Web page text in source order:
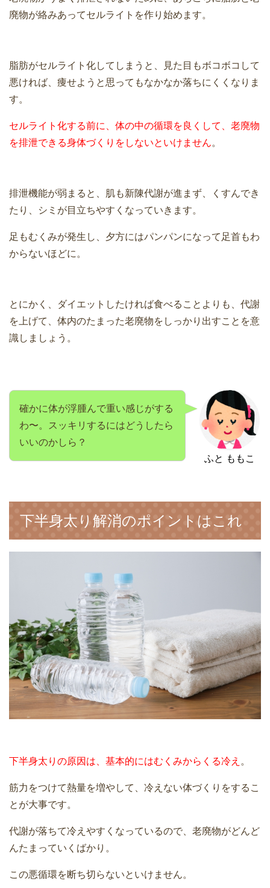
廃物が絡みあってセルライトを作り始めます。
脂肪がセルライト化してしまうと、見た目もボコボコして
悪ければ、痩せようと思ってもなかなか落ちにくくなりま
す。
セルライト化する前に、体の中の循環を良くして、老廃物
を排泄できる身体づくりをしないといけません。
排泄機能が弱まると、肌も新陳代謝が進まず、くすんでき
たり、シミが目立ちやすくなっていきます。
足もむくみが発生し、夕方にはパンパンになって足首もわ
からないほどに。
とにかく、ダイエットしたければ食べることよりも、代謝
を上げて、体内のたまった老廃物をしっかり出すことを意
識しましょう。
ふと ももこ
確かに体が浮腫んで重い感じがする
わ〜。スッキリするにはどうしたら
いいのかしら？
下半身太り解消のポイントはこれ
下半身太りの原因は、基本的にはむくみからくる冷え 。
筋力をつけて熱量を増やして、冷えない体づくりをするこ
とが大事です。
代謝が落ちて冷えやすくなっているので、老廃物がどんど
んたまっていくばかり。
この悪循環を断ち切らないといけません。